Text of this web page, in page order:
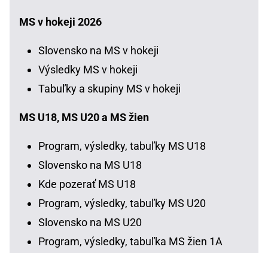
MS v hokeji 2026
Slovensko na MS v hokeji
Výsledky MS v hokeji
Tabuľky a skupiny MS v hokeji
MS U18, MS U20 a MS žien
Program, výsledky, tabuľky MS U18
Slovensko na MS U18
Kde pozerať MS U18
Program, výsledky, tabuľky MS U20
Slovensko na MS U20
Program, výsledky, tabuľka MS žien 1A